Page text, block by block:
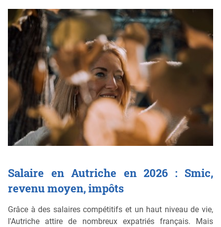
Salaire en Autriche en 2026 : Smic,
revenu moyen, impôts
Grâce à des salaires compétitifs et un haut niveau de vie,
l'Autriche attire de nombreux expatriés français. Mais